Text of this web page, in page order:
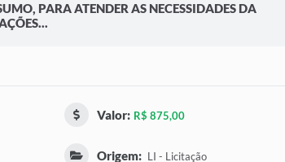
PARA ATENDER AS NECESSIDADES DA
Valor: R$ 875,00
Origem: LI - Licitação